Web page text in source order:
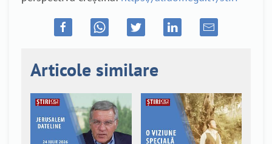
Articole similare